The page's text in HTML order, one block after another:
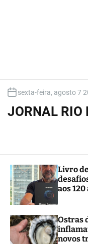
sexta-feira, agosto 7
JORNAL RIO
Livro
aos
Ostras
novos